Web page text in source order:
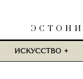
ИСКУССТВО